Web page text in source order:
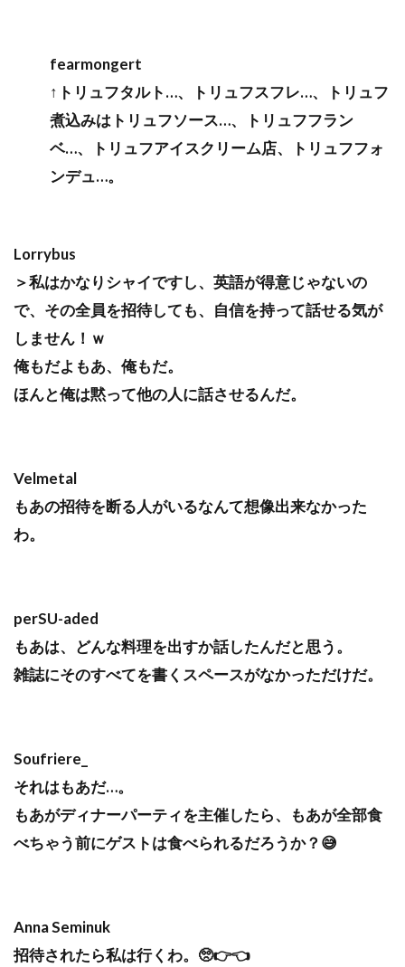
fearmongert
↑トリュフタルト…、トリュフスフレ…、トリュフ
煮込みはトリュフソース…、トリュフフラン
ベ…、トリュフアイスクリーム店、トリュフフォ
ンデュ…。
Lorrybus
＞私はかなりシャイですし、英語が得意じゃないの
で、その全員を招待しても、自信を持って話せる気が
しません！ｗ
俺もだよもあ、俺もだ。
ほんと俺は黙って他の人に話させるんだ。
Velmetal
もあの招待を断る人がいるなんて想像出来なかった
わ。
perSU-aded
もあは、どんな料理を出すか話したんだと思う。
雑誌にそのすべてを書くスペースがなかっただけだ。
Soufriere_
それはもあだ…。
もあがディナーパーティを主催したら、もあが全部食
べちゃう前にゲストは食べられるだろうか？😅
Anna Seminuk
招待されたら私は行くわ。🥺👉👈